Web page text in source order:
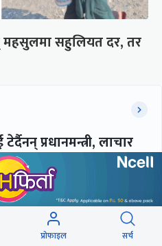
महसुलमा सहुलियत दर, तर
प्रधानमन्त्री, लाचार
प्रकृतिको अध्यादेशले ऐनको
गर्न सक्दैन’
प्रोफाइल सर्च